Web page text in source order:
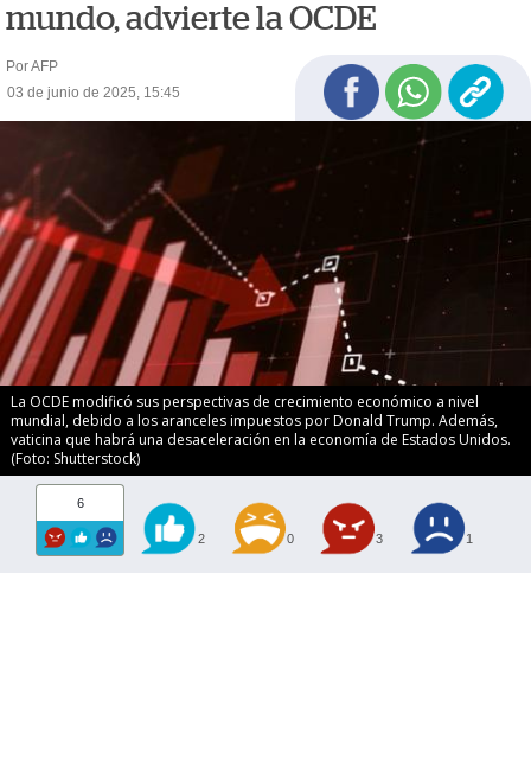
mundo, advierte la OCDE
Por AFP
03 de junio de 2025, 15:45
La OCDE modificó sus perspectivas de crecimiento económico a nivel
mundial, debido a los aranceles impuestos por Donald Trump. Además,
vaticina que habrá una desaceleración en la economía de Estados Unidos.
(Foto: Shutterstock)
6
2 0 3 1